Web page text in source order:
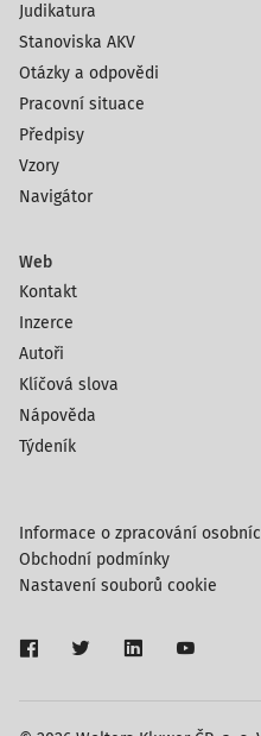
Judikatura
Stanoviska AKV
Otázky a odpovědi
Pracovní situace
Předpisy
Vzory
Navigátor
Web
Kontakt
Inzerce
Autoři
Klíčová slova
Nápověda
Týdeník
Informace o zpracování
Obchodní podmínky
Nastavení souborů cookie